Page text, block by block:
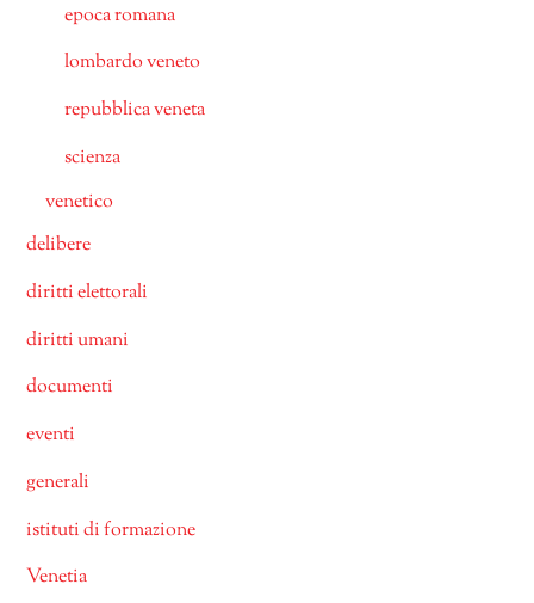
epoca romana
lombardo veneto
repubblica veneta
scienza
venetico
delibere
diritti elettorali
diritti umani
documenti
eventi
generali
istituti di formazione
Venetia